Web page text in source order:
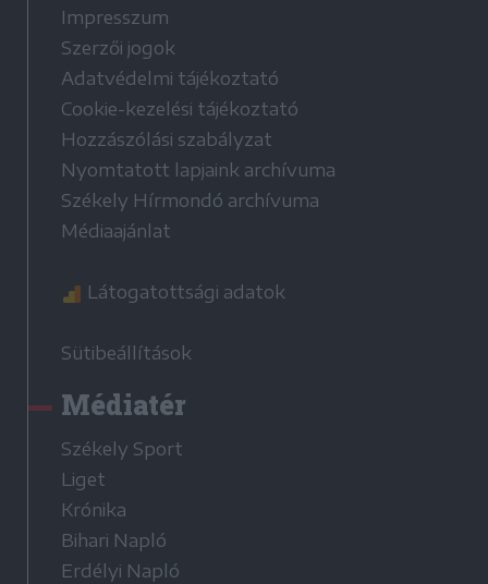
Impresszum
Szerzői jogok
Adatvédelmi tájékoztató
Cookie-kezelési tájékoztató
Hozzászólási szabályzat
Nyomtatott lapjaink archívuma
Székely Hírmondó archívuma
Médiaajánlat
Látogatottsági adatok
Sütibeállítások
Médiatér
Székely Sport
Liget
Krónika
Bihari Napló
Erdélyi Napló